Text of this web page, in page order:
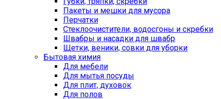
Пакеты и мешки для мусора
Перчатки
Стеклоочистители, водосгоны и скребки
Швабры и насадки для швабр
Щетки, веники, совки для уборки
Бытовая химия
Для мебели
Для мытья посуды
Для плит, духовок
Для полов